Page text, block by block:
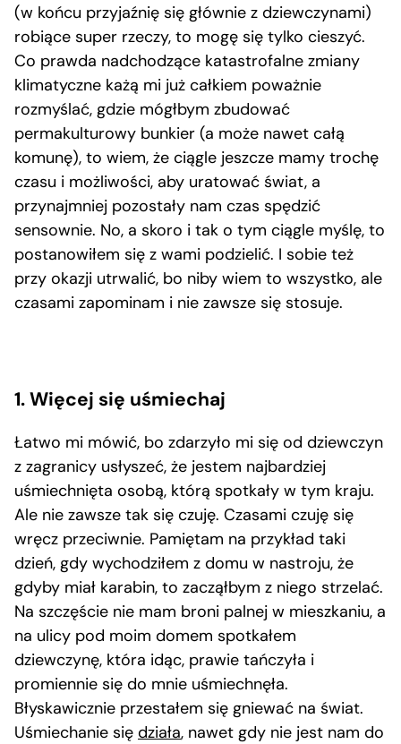
(w końcu przyjaźnię się głównie z dziewczynami)
robiące super rzeczy, to mogę się tylko cieszyć.
Co prawda nadchodzące katastrofalne zmiany
klimatyczne każą mi już całkiem poważnie
rozmyślać, gdzie mógłbym zbudować
permakulturowy bunkier (a może nawet całą
komunę), to wiem, że ciągle jeszcze mamy trochę
czasu i możliwości, aby uratować świat, a
przynajmniej pozostały nam czas spędzić
sensownie. No, a skoro i tak o tym ciągle myślę, to
postanowiłem się z wami podzielić. I sobie też
przy okazji utrwalić, bo niby wiem to wszystko, ale
czasami zapominam i nie zawsze się stosuje.
1. Więcej się uśmiechaj
Łatwo mi mówić, bo zdarzyło mi się od dziewczyn
z zagranicy usłyszeć, że jestem najbardziej
uśmiechnięta osobą, którą spotkały w tym kraju.
Ale nie zawsze tak się czuję. Czasami czuję się
wręcz przeciwnie. Pamiętam na przykład taki
dzień, gdy wychodziłem z domu w nastroju, że
gdyby miał karabin, to zacząłbym z niego strzelać.
Na szczęście nie mam broni palnej w mieszkaniu, a
na ulicy pod moim domem spotkałem
dziewczynę, która idąc, prawie tańczyła i
promiennie się do mnie uśmiechnęła.
Błyskawicznie przestałem się gniewać na świat.
Uśmiechanie się działa, nawet gdy nie jest nam do